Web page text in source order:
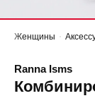
Женщины
Ranna Isms